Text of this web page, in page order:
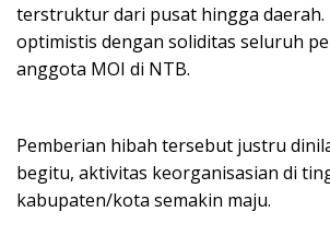
terstruktur dari pusat hingga daerah.
optimistis dengan soliditas seluruh
anggota MOI di NTB.
Pemberian hibah tersebut justru
begitu, aktivitas keorganisasian di
kabupaten/kota semakin maju.